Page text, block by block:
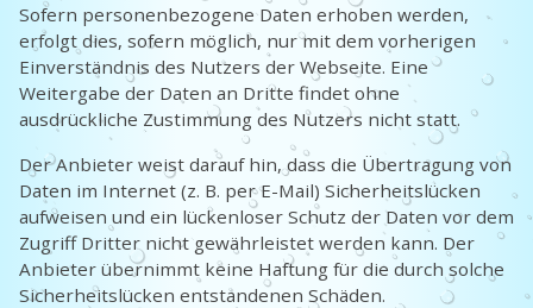
Sofern personenbezogene Daten erhoben werden,
erfolgt dies, sofern möglich, nur mit dem vorherigen
Einverständnis des Nutzers der Webseite. Eine
Weitergabe der Daten an Dritte findet ohne
ausdrückliche Zustimmung des Nutzers nicht statt.
Der Anbieter weist darauf hin, dass die Übertragung von
Daten im Internet (z. B. per E-Mail) Sicherheitslücken
aufweisen und ein lückenloser Schutz der Daten vor dem
Zugriff Dritter nicht gewährleistet werden kann. Der
Anbieter übernimmt keine Haftung für die durch solche
Sicherheitslücken entstandenen Schäden.